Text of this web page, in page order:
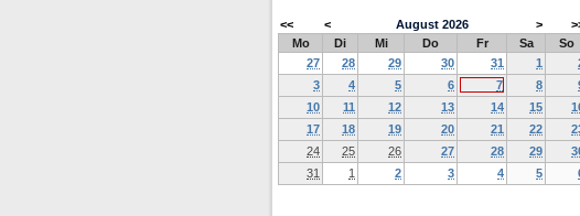
<< < August 2026 >
Mo
Di Mi Do Fr Sa
So
27
28 29 30 31 1
3
4 5 6 7 8
10
11 12 13 14 15
17
18 19 20 21 22
24
25 26 27 28 29
31
1 2 3 4 5